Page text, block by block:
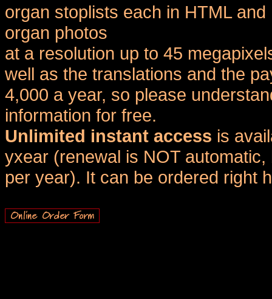
organ stoplists each in HTML
organ photos
at a resolution up to 45
well as the translations and the
4,000 a year, so please
information for free.
Unlimited instant access is
yxear (renewal is NOT
per year). It can be ordered right